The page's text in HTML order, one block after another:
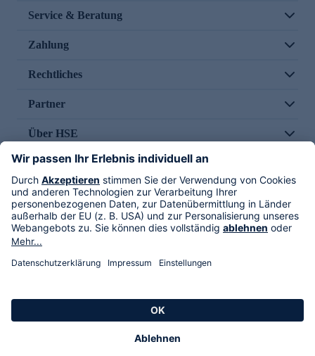
Service & Beratung
Zahlung
Rechtliches
Partner
Über HSE
Im TV
HSE International